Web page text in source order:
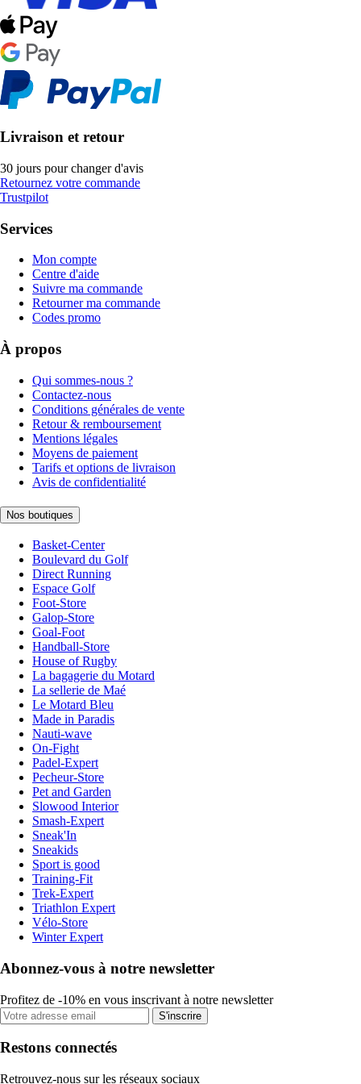
Livraison et retour
30 jours pour changer d'avis
Retournez votre commande
Trustpilot
Services
Mon compte
Centre d'aide
Suivre ma commande
Retourner ma commande
Codes promo
À propos
Qui sommes-nous ?
Contactez-nous
Conditions générales de vente
Retour & remboursement
Mentions légales
Moyens de paiement
Tarifs et options de livraison
Avis de confidentialité
Nos boutiques
Basket-Center
Boulevard du Golf
Direct Running
Espace Golf
Foot-Store
Galop-Store
Goal-Foot
Handball-Store
House of Rugby
La bagagerie du Motard
La sellerie de Maé
Le Motard Bleu
Made in Paradis
Nauti-wave
On-Fight
Padel-Expert
Pecheur-Store
Pet and Garden
Slowood Interior
Smash-Expert
Sneak'In
Sneakids
Sport is good
Training-Fit
Trek-Expert
Triathlon Expert
Vélo-Store
Winter Expert
Abonnez-vous à notre newsletter
Profitez de -10% en vous inscrivant à notre newsletter
S'inscrire
Restons connectés
Retrouvez-nous sur les réseaux sociaux